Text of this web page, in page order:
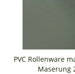
PVC Rollenware
Maserung